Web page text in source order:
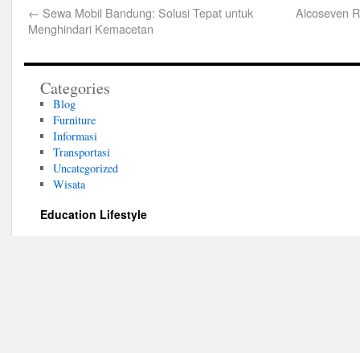
← Sewa Mobil Bandung: Solusi Tepat untuk
Menghindari Kemacetan
Alcoseven
Categories
Blog
Furniture
Informasi
Transportasi
Uncategorized
Wisata
Education Lifestyle